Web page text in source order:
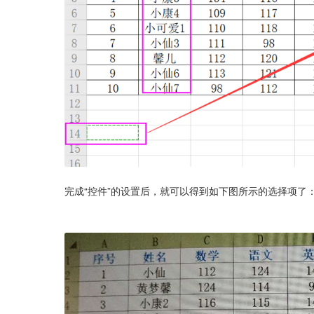
完成“控件”的设置后，就可以得到如下图所示的选择项了